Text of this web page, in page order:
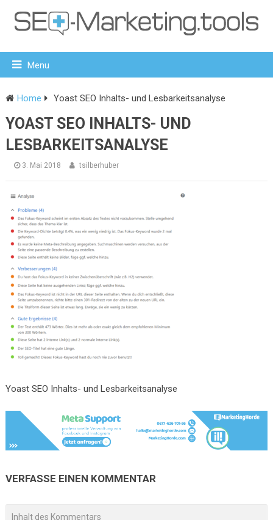
Menu
Home Yoast SEO Inhalts- und Lesbarkeitsanalyse
YOAST SEO INHALTS- UND
LESBARKEITSANALYSE
3. Mai 2018 tsilberhuber
Yoast SEO Inhalts- und Lesbarkeitsanalyse
VERFASSE EINEN KOMMENTAR